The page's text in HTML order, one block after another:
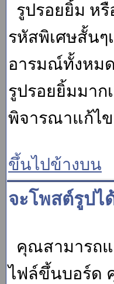
รูปรอยยิ้ม ห
รหัสพิเศษสั้นๆ
อารมณ์ทั้งหม
รูปรอยยิ้มมาก
พิจารณาแก้ไ
ขึ้นไปข้างบน
จะโพสต์รูปไ
คุณสามารถ
ไฟล์ขึ้นบอร์ด